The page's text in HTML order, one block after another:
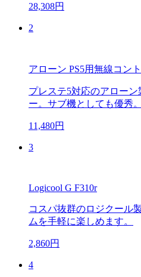
28,308円
2
アローン PS5用無線コン
プレステ5対応のアロー
ー。サブ機としても優秀。
11,480円
3
Logicool G F310r
コスパ抜群のロジクール
ムを手軽に楽しめます。
2,860円
4